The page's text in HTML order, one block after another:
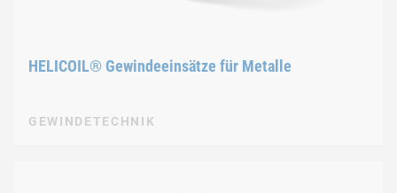
HELICOIL® Gewindeeinsätze für Metalle
GEWINDETECHNIK